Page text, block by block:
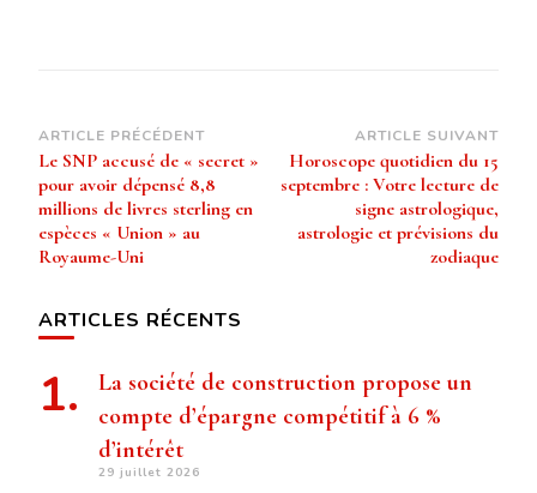
Navigation
d’article
ARTICLE PRÉCÉDENT
Le SNP accusé de « secret »
pour avoir dépensé 8,8
millions de livres sterling en
espèces « Union » au
Royaume-Uni
ARTICLE SUIVANT
Horoscope quotidien du 15
septembre : Votre lecture de
signe astrologique,
astrologie et prévisions du
zodiaque
ARTICLES RÉCENTS
La société de construction propose un
compte d’épargne compétitif à 6 %
d’intérêt
29 juillet 2026